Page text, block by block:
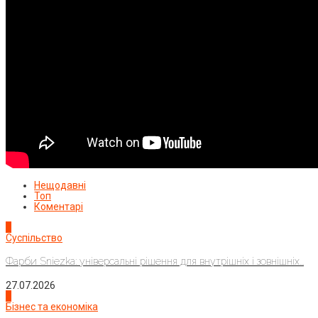
Нещодавні
Топ
Коментарі
Суспільство
Фарби Sniezka: універсальні рішення для внутрішніх і зовнішніх...
27.07.2026
Бізнес та економіка